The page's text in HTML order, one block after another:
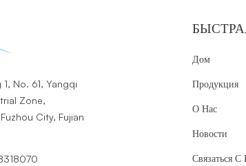
1, No. 61, Yangqi
Zone,
City, Fujian
Дом
Продукция
О Нас
Новости
Связаться